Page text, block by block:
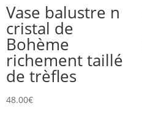
Vase balustre n
cristal de
Bohème
richement taillé
de trèfles
48.00€